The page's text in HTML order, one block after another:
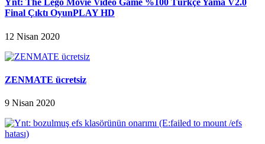
Ynt: The Lego Movie Video Game %100 Türkçe Yama V2.0
Final Çıktı OyunPLAY HD
12 Nisan 2020
ZENMATE ücretsiz
9 Nisan 2020